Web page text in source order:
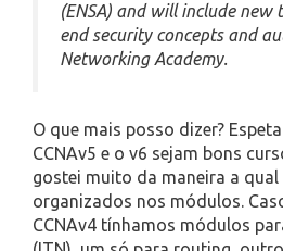
(ENSA) and will include new
end security concepts and
Networking Academy.
O que mais posso dizer?
CCNAv5 e o v6 sejam bons
gostei muito da maneira a
organizados nos módulos.
CCNAv4 tínhamos módulos